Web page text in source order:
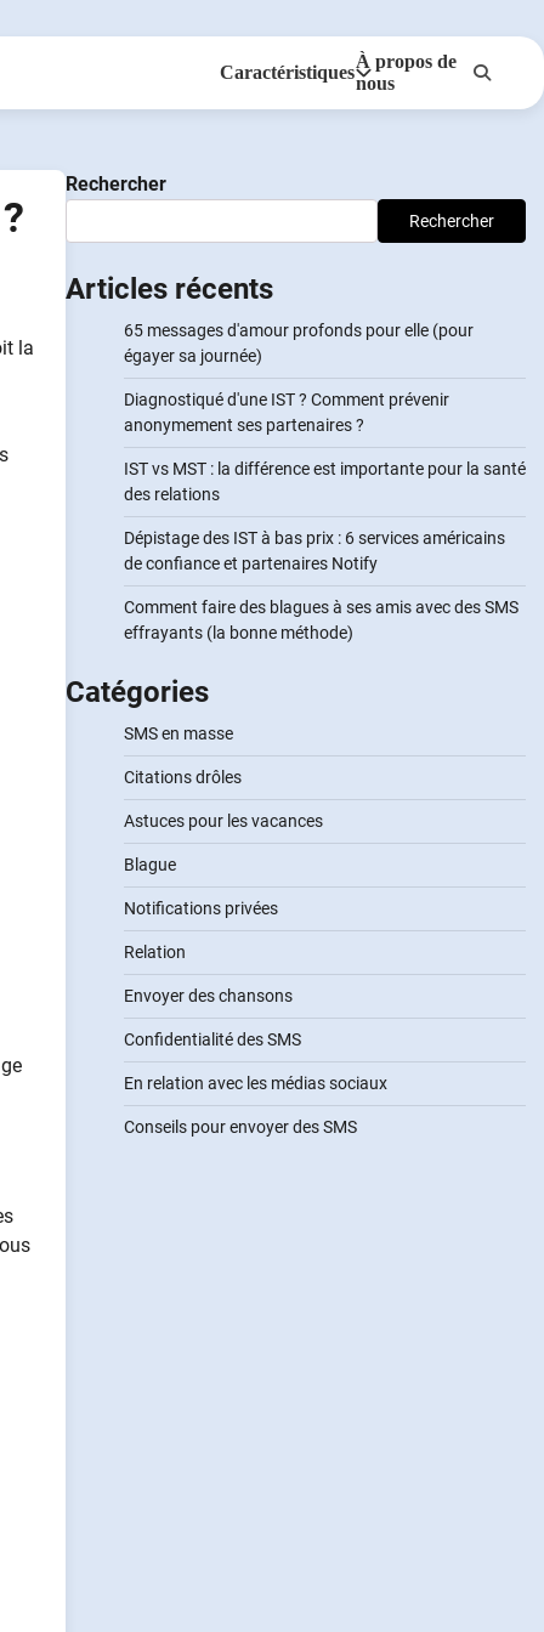
Caractéristiques
À propos de
nous
la
Rechercher
Rechercher
Articles récents
65 messages d'amour profonds pour elle (pour
égayer sa journée)
Diagnostiqué d'une IST ? Comment prévenir
anonymement ses partenaires ?
IST vs MST : la différence est importante pour la santé
des relations
Dépistage des IST à bas prix : 6 services américains
de confiance et partenaires Notify
Comment faire des blagues à ses amis avec des SMS
effrayants (la bonne méthode)
Catégories
SMS en masse
Citations drôles
Astuces pour les vacances
Blague
Notifications privées
Relation
Envoyer des chansons
Confidentialité des SMS
En relation avec les médias sociaux
Conseils pour envoyer des SMS